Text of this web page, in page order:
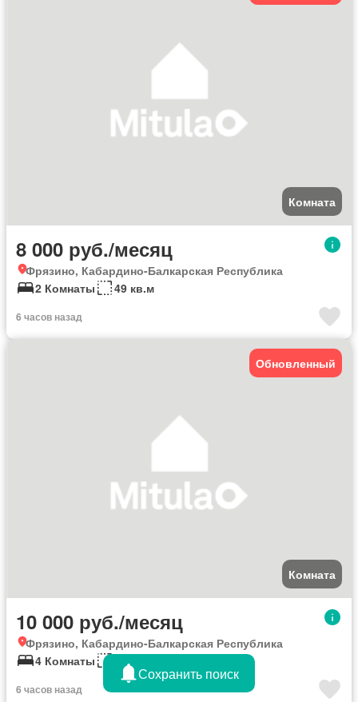
Комната
8 000 руб./месяц
Фрязино, Кабардино-Балкарская Республика
2 Комнаты
49 кв.м
6 часов назад
Обновленный
Комната
10 000 руб./месяц
Фрязино, Кабардино-Балкарская Республика
4 Комнаты
80 кв.м
6 часов назад
Сохранить поиск